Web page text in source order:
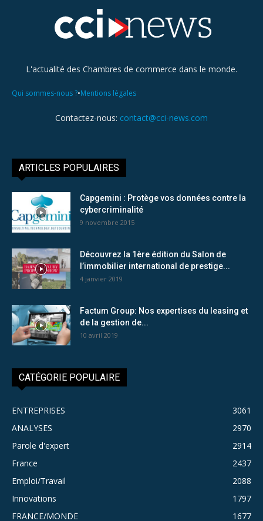
L'actualité des Chambres de commerce dans le monde.
Qui sommes-nous ?•Mentions légales
Contactez-nous: contact@cci-news.com
ARTICLES POPULAIRES
Capgemini : Protège vos données contre la
cybercriminalité
9 novembre 2015
Découvrez la 1ère édition du Salon de
l’immobilier international de prestige...
4 janvier 2019
Factum Group: Nos expertises du leasing et
de la gestion de...
10 avril 2019
CATÉGORIE POPULAIRE
ENTREPRISES
3061
ANALYSES
2970
Parole d'expert
2914
France
2437
Emploi/Travail
2088
Innovations
1797
FRANCE/MONDE
1677